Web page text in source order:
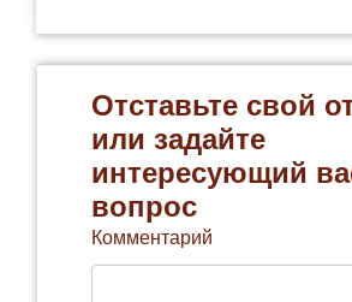
Отставьте свой
или задайте
интересующий
вопрос
Комментарий